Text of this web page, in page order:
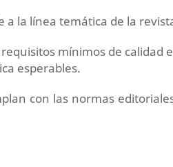
a la línea temática de la
mínimos de calidad
esperables.
con las normas